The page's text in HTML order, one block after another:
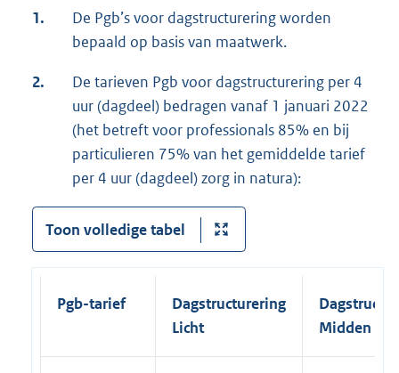
1.
De Pgb’s voor dagstructurering worden
bepaald op basis van maatwerk.
2.
De tarieven Pgb voor dagstructurering per 4
uur (dagdeel) bedragen vanaf 1 januari 2022
(het betreft voor professionals 85% en bij
particulieren 75% van het gemiddelde tarief
per 4 uur (dagdeel) zorg in natura):
Toon volledige tabel
Pgb-tarief
Dagstructurering
Licht
Midden